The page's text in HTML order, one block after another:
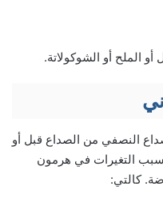
الملح أو الشوكولاتة.
النصفي من الصداع قبل أو
بسبب التغيرات في هرمون
كالتي: